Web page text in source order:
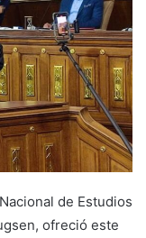
de Estudios
ofreció este